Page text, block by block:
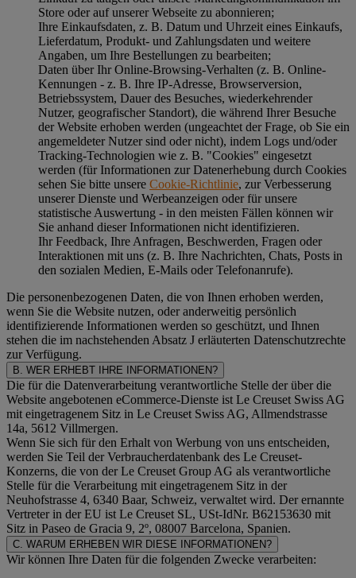
Store oder auf unserer Webseite zu abonnieren;
Ihre Einkaufsdaten, z. B. Datum und Uhrzeit eines Einkaufs,
Lieferdatum, Produkt- und Zahlungsdaten und weitere
Angaben, um Ihre Bestellungen zu bearbeiten;
Daten über Ihr Online-Browsing-Verhalten (z. B. Online-
Kennungen - z. B. Ihre IP-Adresse, Browserversion,
Betriebssystem, Dauer des Besuches, wiederkehrender
Nutzer, geografischer Standort), die während Ihrer Besuche
der Website erhoben werden (ungeachtet der Frage, ob Sie ein
angemeldeter Nutzer sind oder nicht), indem Logs und/oder
Tracking-Technologien wie z. B. "Cookies" eingesetzt
werden (für Informationen zur Datenerhebung durch Cookies
sehen Sie bitte unsere Cookie-Richtlinie, zur Verbesserung
unserer Dienste und Werbeanzeigen oder für unsere
statistische Auswertung - in den meisten Fällen können wir
Sie anhand dieser Informationen nicht identifizieren.
Ihr Feedback, Ihre Anfragen, Beschwerden, Fragen oder
Interaktionen mit uns (z. B. Ihre Nachrichten, Chats, Posts in
den sozialen Medien, E-Mails oder Telefonanrufe).
Die personenbezogenen Daten, die von Ihnen erhoben werden,
wenn Sie die Website nutzen, oder anderweitig persönlich
identifizierende Informationen werden so geschützt, und Ihnen
stehen die im nachstehenden Absatz J erläuterten Datenschutzrechte
zur Verfügung.
B. WER ERHEBT IHRE INFORMATIONEN?
Die für die Datenverarbeitung verantwortliche Stelle der über die
Website angebotenen eCommerce-Dienste ist Le Creuset Swiss AG
mit eingetragenem Sitz in Le Creuset Swiss AG, Allmendstrasse
14a, 5612 Villmergen.
Wenn Sie sich für den Erhalt von Werbung von uns entscheiden,
werden Sie Teil der Verbraucherdatenbank des Le Creuset-
Konzerns, die von der Le Creuset Group AG als verantwortliche
Stelle für die Verarbeitung mit eingetragenem Sitz in der
Neuhofstrasse 4, 6340 Baar, Schweiz, verwaltet wird. Der ernannte
Vertreter in der EU ist Le Creuset SL, USt-IdNr. B62153630 mit
Sitz in Paseo de Gracia 9, 2º, 08007 Barcelona, Spanien.
C. WARUM ERHEBEN WIR DIESE INFORMATIONEN?
Wir können Ihre Daten für die folgenden Zwecke verarbeiten: